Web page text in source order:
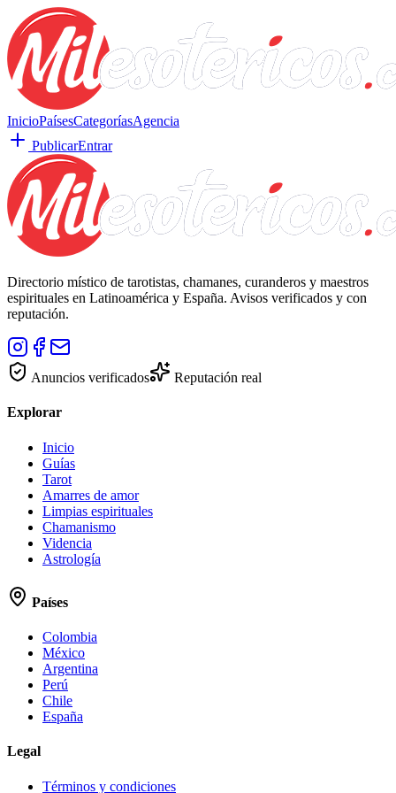
InicioPaísesCategoríasAgencia
PublicarEntrar
Directorio místico de tarotistas, chamanes, curanderos y maestros
espirituales en Latinoamérica y España. Avisos verificados y con
reputación.
Anuncios verificados Reputación real
Explorar
Inicio
Guías
Tarot
Amarres de amor
Limpias espirituales
Chamanismo
Videncia
Astrología
Países
Colombia
México
Argentina
Perú
Chile
España
Legal
Términos y condiciones